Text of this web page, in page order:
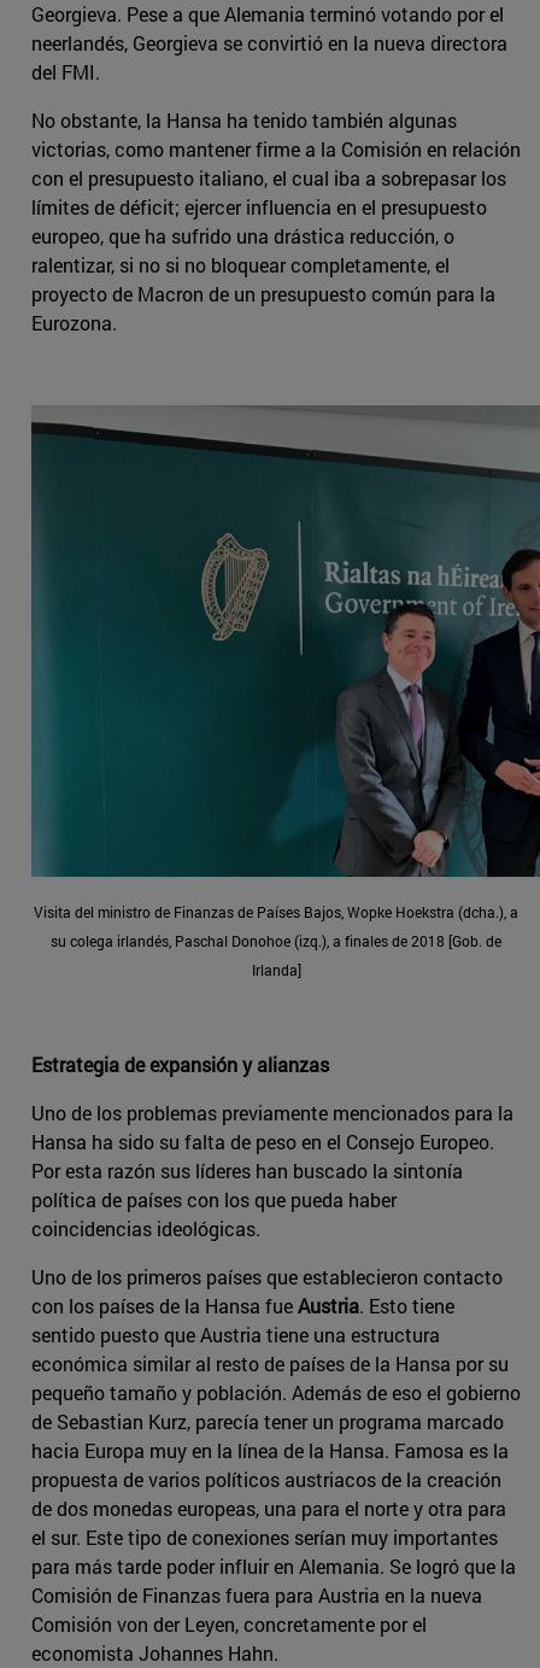
Georgieva. Pese a que Alemania terminó votando por el
neerlandés, Georgieva se convirtió en la nueva directora
del FMI.
No obstante, la Hansa ha tenido también algunas
victorias, como mantener firme a la Comisión en relación
con el presupuesto italiano, el cual iba a sobrepasar los
límites de déficit; ejercer influencia en el presupuesto
europeo, que ha sufrido una drástica reducción, o
ralentizar, si no si no bloquear completamente, el
proyecto de Macron de un presupuesto común para la
Eurozona.
Visita del ministro de Finanzas de Países Bajos, Wopke Hoekstra (dcha.), a
su colega irlandés, Paschal Donohoe (izq.), a finales de 2018 [Gob. de
Irlanda]
Estrategia de expansión y alianzas
Uno de los problemas previamente mencionados para la
Hansa ha sido su falta de peso en el Consejo Europeo.
Por esta razón sus líderes han buscado la sintonía
política de países con los que pueda haber
coincidencias ideológicas.
Uno de los primeros países que establecieron contacto
con los países de la Hansa fueAustria. Esto tiene
sentido puesto que Austria tiene una estructura
económica similar al resto de países de la Hansa por su
pequeño tamaño y población. Además de eso el gobierno
de Sebastian Kurz, parecía tener un programa marcado
hacia Europa muy en la línea de la Hansa. Famosa es la
propuesta de varios políticos austriacos de la creación
de dos monedas europeas, una para el norte y otra para
el sur. Este tipo de conexiones serían muy importantes
para más tarde poder influir en Alemania. Se logró que la
Comisión de Finanzas fuera para Austria en la nueva
Comisión von der Leyen, concretamente por el
economista Johannes Hahn.